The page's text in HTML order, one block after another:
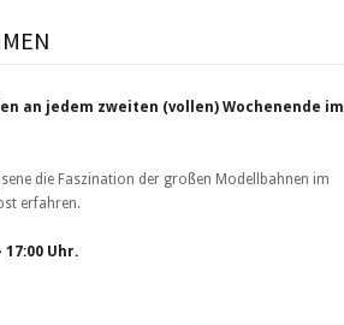
an jedem zweiten (vollen) Wochenende im
die Faszination der großen Modellbahnen im
erfahren.
17:00 Uhr.